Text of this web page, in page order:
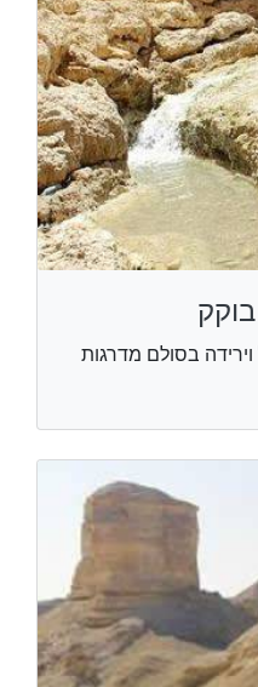
וירידה בסולם מדרגות